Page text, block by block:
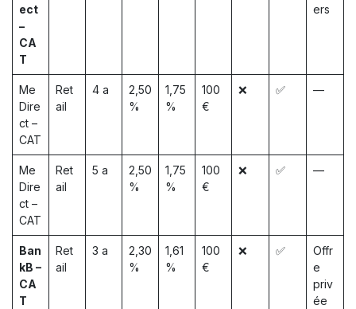
ect
–
CA
T
ers
Me
Dire
ct –
CAT
Ret
ail
4 a
2,50
%
1,75
%
100
€
❌ ✅ —
Me
Dire
ct –
CAT
Ret
ail
5 a
2,50
%
1,75
%
100
€
❌ ✅ —
Ban
kB –
CA
T
Ret
ail
3 a
2,30
%
1,61
%
100
€
❌ ✅
Offr
e
priv
ée